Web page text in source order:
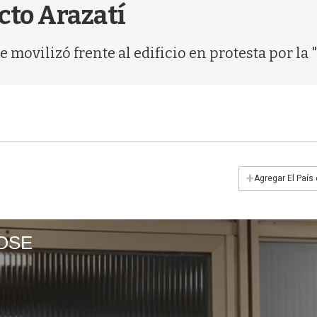
Arazatí
movilizó frente al edificio en protesta por la
+Agregar El País